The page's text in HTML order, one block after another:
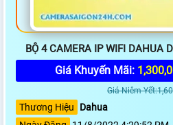
BỘ 4 CAMERA IP WIFI DAHUA
Giá Khuyến Mãi:
Giá Niêm
Thương Hiệu
Dahua